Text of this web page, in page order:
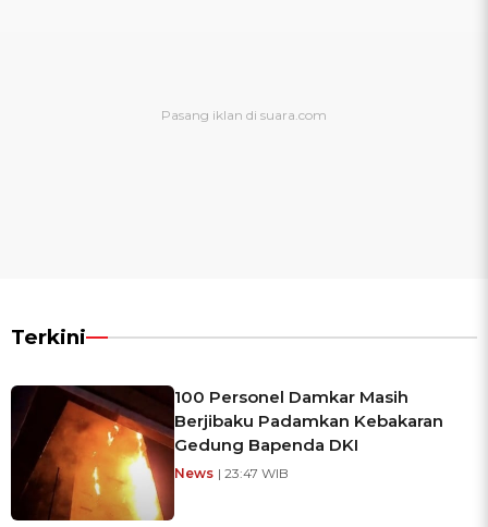
Terkini
100 Personel Damkar Masih
Berjibaku Padamkan Kebakaran
Gedung Bapenda DKI
News | 23:47 WIB